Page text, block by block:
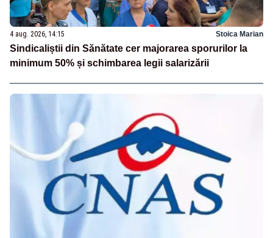
4 aug. 2026, 14:15 Stoica Marian
Sindicaliștii din Sănătate cer majorarea sporurilor la
minimum 50% și schimbarea legii salarizării